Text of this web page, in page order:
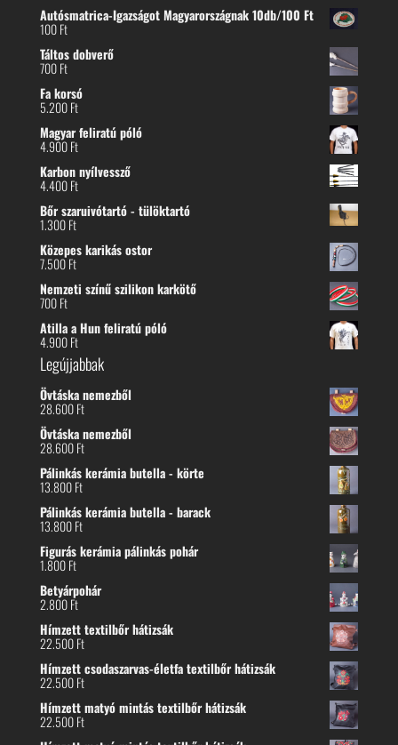
Autósmatrica-Igazságot Magyarországnak 10db/100 Ft
100Ft
Táltos dobverő
700Ft
Fa korsó
5.200Ft
Magyar feliratú póló
4.900Ft
Karbon nyílvessző
4.400Ft
Bőr szaruivótartó - tülöktartó
1.300Ft
Közepes karikás ostor
7.500Ft
Nemzeti színű szilikon karkötő
700Ft
Atilla a Hun feliratú póló
4.900Ft
Legújjabbak
Övtáska nemezből
28.600Ft
Övtáska nemezből
28.600Ft
Pálinkás kerámia butella - körte
13.800Ft
Pálinkás kerámia butella - barack
13.800Ft
Figurás kerámia pálinkás pohár
1.800Ft
Betyárpohár
2.800Ft
Hímzett textilbőr hátizsák
22.500Ft
Hímzett csodaszarvas-életfa textilbőr hátizsák
22.500Ft
Hímzett matyó mintás textilbőr hátizsák
22.500Ft